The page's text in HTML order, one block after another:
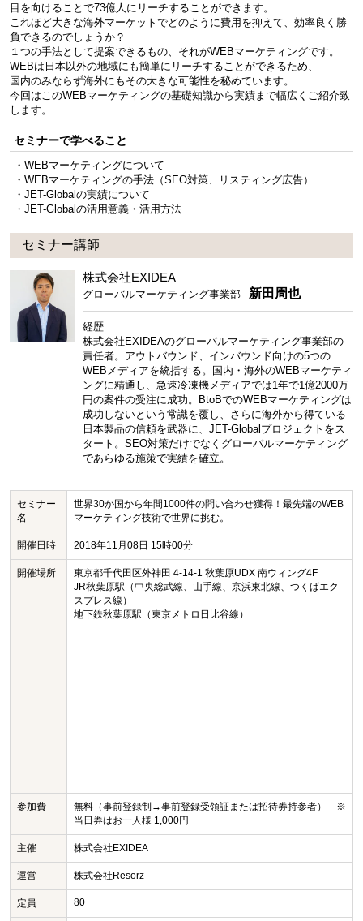
目を向けることで73億人にリーチすることができます。
これほど大きな海外マーケットでどのように費用を抑えて、効率良く勝
負できるのでしょうか？
１つの手法として提案できるもの、それがWEBマーケティングです。
WEBは日本以外の地域にも簡単にリーチすることができるため、
国内のみならず海外にもその大きな可能性を秘めています。
今回はこのWEBマーケティングの基礎知識から実績まで幅広くご紹介致
します。
セミナーで学べること
・WEBマーケティングについて
・WEBマーケティングの手法（SEO対策、リスティング広告）
・JET-Globalの実績について
・JET-Globalの活用意義・活用方法
セミナー講師
株式会社EXIDEA
グローバルマーケティング事業部 新田周也
経歴
株式会社EXIDEAのグローバルマーケティング事業部の
責任者。アウトバウンド、インバウンド向けの5つの
WEBメディアを統括する。国内・海外のWEBマーケティ
ングに精通し、急速冷凍機メディアでは1年で1億2000万
円の案件の受注に成功。BtoBでのWEBマーケティングは
成功しないという常識を覆し、さらに海外から得ている
日本製品の信頼を武器に、JET-Globalプロジェクトをス
タート。SEO対策だけでなくグローバルマーケティング
であらゆる施策で実績を確立。
セミナー
名
世界30か国から年間1000件の問い合わせ獲得！最先端のWEB
マーケティング技術で世界に挑む。
開催日時 2018年11月08日 15時00分
開催場所
東京都千代田区外神田 4-14-1 秋葉原UDX 南ウィング4F
JR秋葉原駅（中央総武線、山手線、京浜東北線、つくばエク
スプレス線）
地下鉄秋葉原駅（東京メトロ日比谷線）
参加費
無料（事前登録制→事前登録受領証または招待券持参者） ※
当日券はお一人様 1,000円
主催 株式会社EXIDEA
運営 株式会社Resorz
定員 80